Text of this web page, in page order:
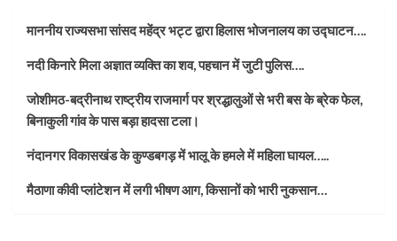
माननीय राज्यसभा सांसद महेंद्र भट्ट द्वारा हिलास भोजनालय का उद्घाटन….
नदी किनारे मिला अज्ञात व्यक्ति का शव, पहचान में जुटी पुलिस….
जोशीमठ-बद्रीनाथ राष्ट्रीय राजमार्ग पर श्रद्धालुओं से भरी बस के ब्रेक फेल,
बिनाकुली गांव के पास बड़ा हादसा टला।
नंदानगर विकासखंड के कुण्डबगड़ में भालू के हमले में महिला घायल…..
मैठाणा कीवी प्लांटेशन में लगी भीषण आग, किसानों को भारी नुकसान…